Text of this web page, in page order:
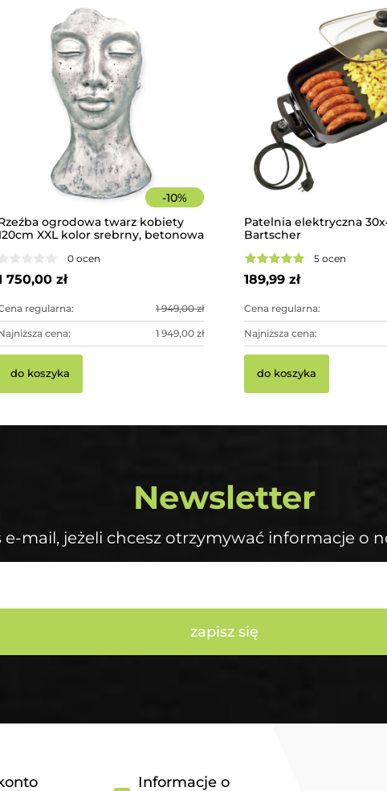
-10%
ogrodowa twarz kobiety
XXL kolor srebrny, betonowa
0 ocen
750,00 zł
regularna: 1 949,00 zł
cena: 1 949,00 zł
do koszyka
Patelnia elektryczna
Bartscher
5 ocen
189,99 zł
Cena regularna:
Najniższa cena:
do koszyka
Newsletter
e-mail, jeżeli chcesz otrzymywać informacje o
zapisz się
Informacje o